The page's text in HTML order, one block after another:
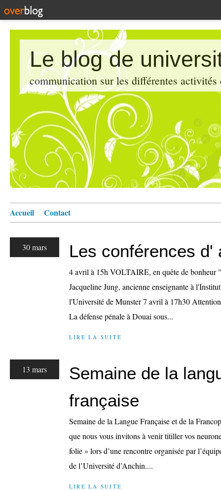
Le blog de
communication sur les différentes
Accueil Contact
30 mars Les conférences d'
4 avril à 15h VOLTAIRE, en quête de bonheur
Jacqueline Jung, ancienne enseignante à
l'Université de Munster 7 avril à 17h30
La défense pénale à Douai sous...
LIRE LA SUITE
13 mars
Semaine de la
française
Semaine de la Langue Française et de la
que nous vous invitons à venir titiller vos
folie » lors d’une rencontre organisée par
de l’Université d’Anchin....
LIRE LA SUITE